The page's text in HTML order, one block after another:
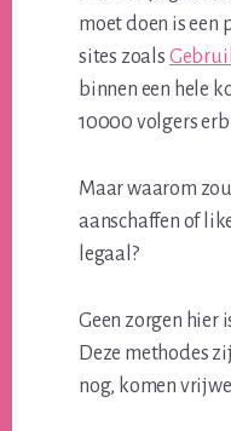
moet doen is
sites zoals
binnen een hele
10000 volgers
Maar waarom
aanschaffen of
legaal?
Geen zorgen hier
Deze methodes
nog, komen